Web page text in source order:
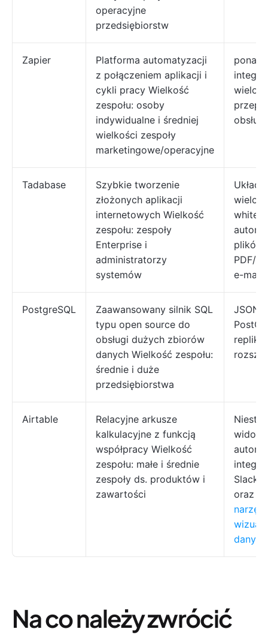
operacyjne
przedsiębiorstw
Zapier
Platforma automatyzacji
z połączeniem aplikacji i
cykli pracy Wielkość
zespołu: osoby
indywidualne i średniej
wielkości zespoły
marketingowe/operacyjne
ponad
Tadabase
Szybkie tworzenie
złożonych aplikacji
internetowych Wielkość
zespołu: zespoły
Enterprise i
administratorzy
systemów
Układy
white
plików
PDF/
e-mail
PostgreSQL
Zaawansowany silnik SQL
typu open source do
obsługi dużych zbiorów
danych Wielkość zespołu:
średnie i duże
przedsiębiorstwa
Airtable
Relacyjne arkusze
kalkulacyjne z funkcją
współpracy Wielkość
zespołu: małe i średnie
zespoły ds. produktów i
zawartości
widoki,
oraz
danych
Na co należy zwrócić